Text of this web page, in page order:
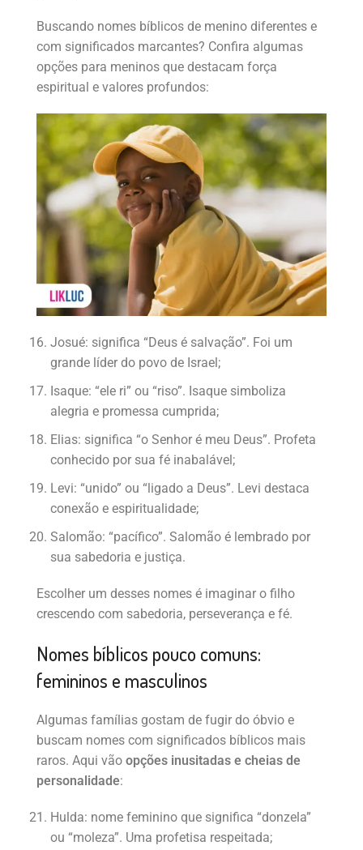
Buscando nomes bíblicos de menino diferentes e
com significados marcantes? Confira algumas
opções para meninos que destacam força
espiritual e valores profundos:
Josué: significa “Deus é salvação”. Foi um
grande líder do povo de Israel;
Isaque: “ele ri” ou “riso”. Isaque simboliza
alegria e promessa cumprida;
Elias: significa “o Senhor é meu Deus”. Profeta
conhecido por sua fé inabalável;
Levi: “unido” ou “ligado a Deus”. Levi destaca
conexão e espiritualidade;
Salomão: “pacífico”. Salomão é lembrado por
sua sabedoria e justiça.
Escolher um desses nomes é imaginar o filho
crescendo com sabedoria, perseverança e fé.
Nomes bíblicos pouco comuns:
femininos e masculinos
Algumas famílias gostam de fugir do óbvio e
buscam nomes com significados bíblicos mais
raros. Aqui vão opções inusitadas e cheias de
personalidade:
Hulda: nome feminino que significa “donzela”
ou “moleza”. Uma profetisa respeitada;